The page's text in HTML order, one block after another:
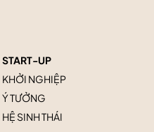
START-UP
KHỞI NGHIỆP
Ý TƯỞNG
HỆ SINH THÁI